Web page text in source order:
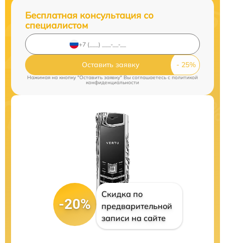
Бесплатная консультация со
специалистом
Оставить заявку
Нажимая на кнопку "Оставить заявку" Вы соглашаетесь cполитикой
конфиденциальности
-20%
Скидка по
предварительной
записи на сайте